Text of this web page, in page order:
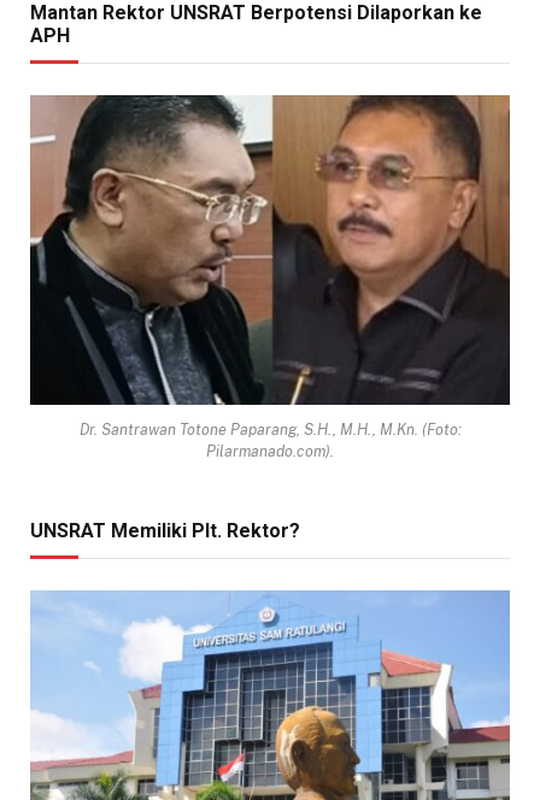
Mantan Rektor UNSRAT Berpotensi Dilaporkan ke
APH
Dr. Santrawan Totone Paparang, S.H., M.H., M.Kn. (Foto:
Pilarmanado.com).
UNSRAT Memiliki Plt. Rektor?